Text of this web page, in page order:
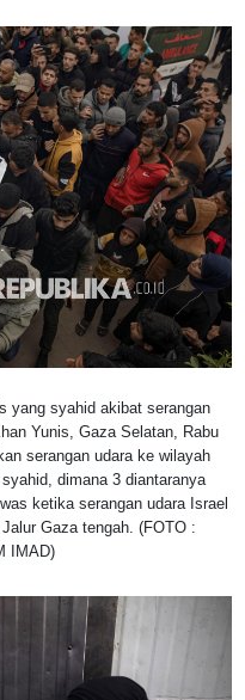
yang syahid akibat serangan
Yunis, Gaza Selatan, Rabu
serangan udara ke wilayah
dimana 3 diantaranya
ketika serangan udara Israel
Gaza tengah. (FOTO :
IMAD)